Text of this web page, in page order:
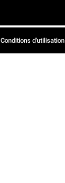
Conditions d'utilisation